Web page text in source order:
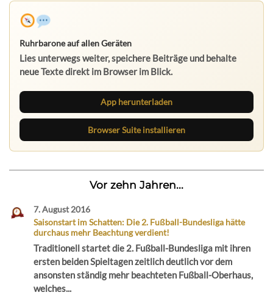
Ruhrbarone auf allen Geräten
Lies unterwegs weiter, speichere Beiträge und behalte
neue Texte direkt im Browser im Blick.
App herunterladen
Browser Suite installieren
Vor zehn Jahren...
7. August 2016
Saisonstart im Schatten: Die 2. Fußball-Bundesliga hätte
durchaus mehr Beachtung verdient!
Traditionell startet die 2. Fußball-Bundesliga mit ihren
ersten beiden Spieltagen zeitlich deutlich vor dem
ansonsten ständig mehr beachteten Fußball-Oberhaus,
welches...